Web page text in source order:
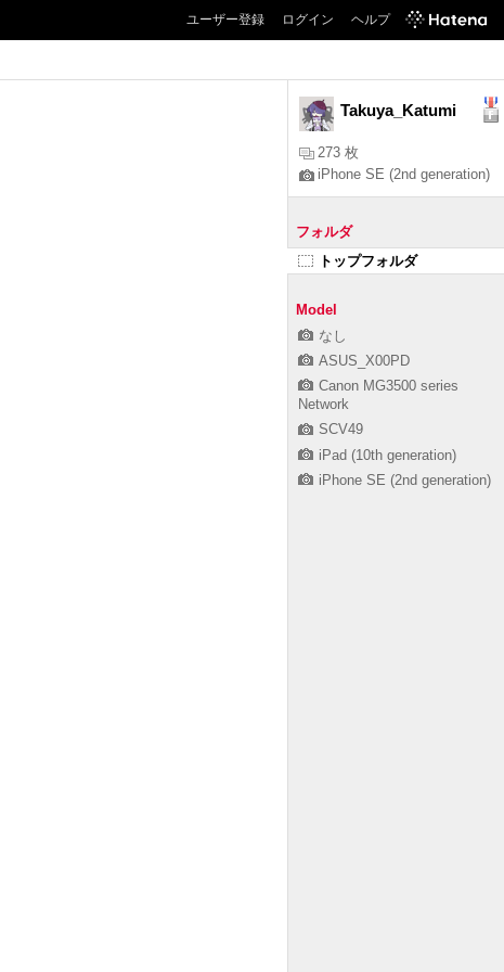
ユーザー登録 ログイン ヘルプ
Takuya_Katumi
273 枚
iPhone SE (2nd generation)
フォルダ
トップフォルダ
Model
なし
ASUS_X00PD
Canon MG3500 series
Network
SCV49
iPad (10th generation)
iPhone SE (2nd generation)